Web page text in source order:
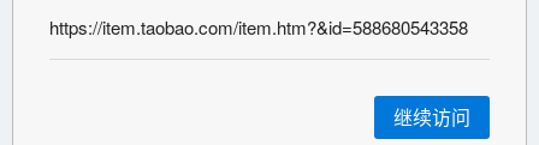
https://item.taobao.com/item.htm?&id=588680543358
继续访问